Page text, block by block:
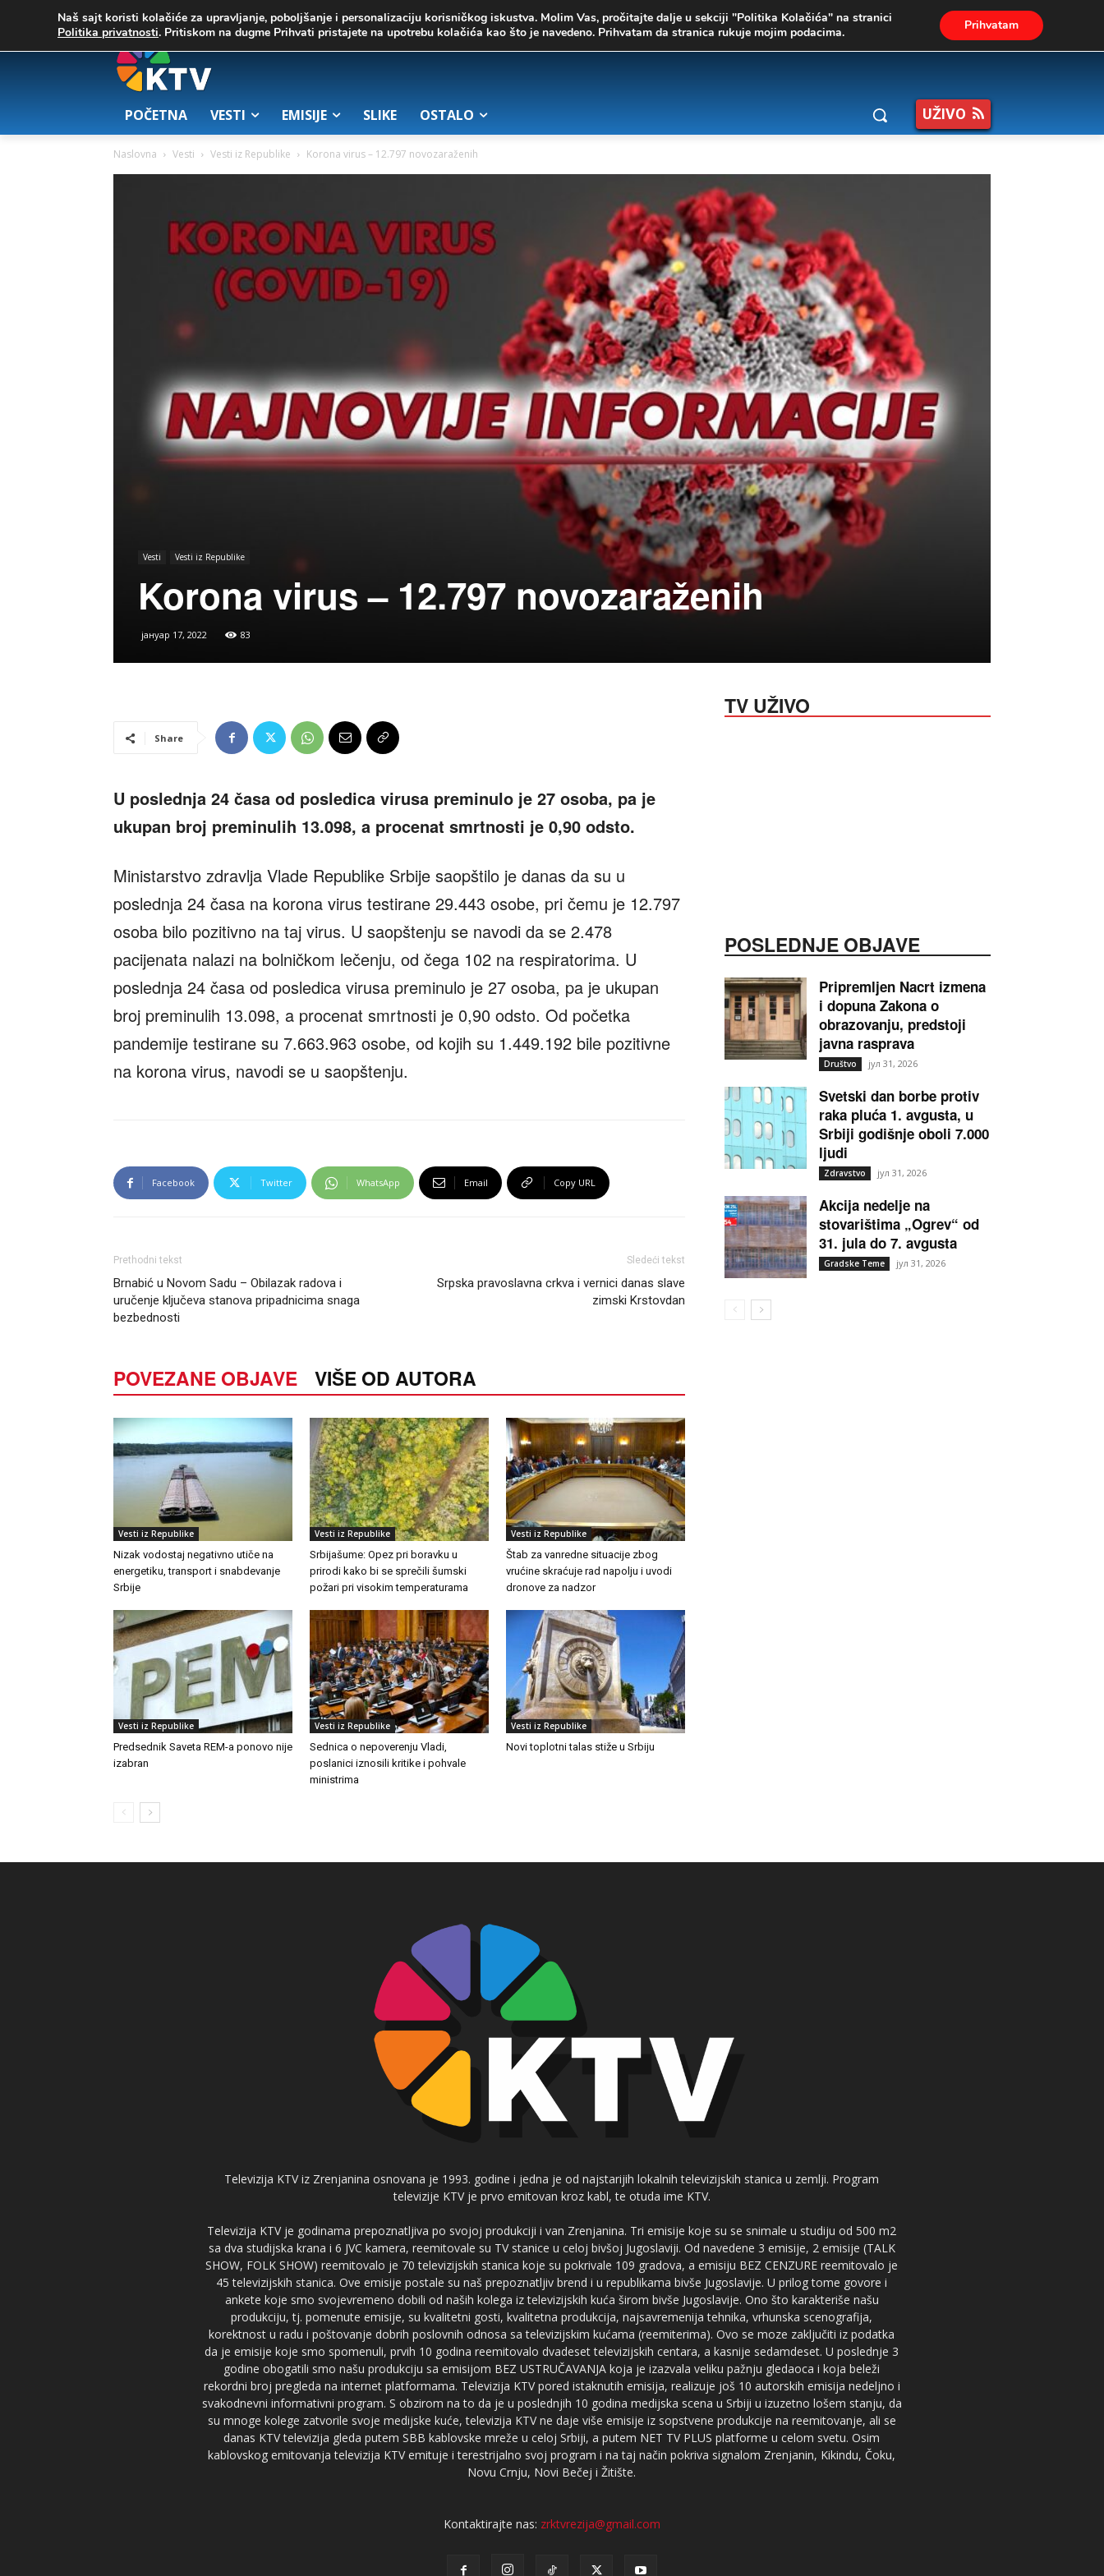
23.7 Zrenjanin 03. август 2026.
POČETNA VESTI EMISIJE SLIKE OSTALO UŽIVO
Naslovna Vesti Vesti iz Republike Korona virus – 12.797 novozaraženih
Vesti Vesti iz Republike
Korona virus – 12.797 novozaraženih
јануар 17, 2022 83
Share
U poslednja 24 časa od posledica virusa preminulo je 27 osoba, pa je
ukupan broj preminulih 13.098, a procenat smrtnosti je 0,90 odsto.
Ministarstvo zdravlja Vlade Republike Srbije saopštilo je danas da su u
poslednja 24 časa na korona virus testirane 29.443 osobe, pri čemu je 12.797
osoba bilo pozitivno na taj virus. U saopštenju se navodi da se 2.478
pacijenata nalazi na bolničkom lečenju, od čega 102 na respiratorima. U
poslednja 24 časa od posledica virusa preminulo je 27 osoba, pa je ukupan
broj preminulih 13.098, a procenat smrtnosti je 0,90 odsto. Od početka
pandemije testirane su 7.663.963 osobe, od kojih su 1.449.192 bile pozitivne
na korona virus, navodi se u saopštenju.
Facebook Twitter WhatsApp Email Copy URL
Prethodni tekst
Brnabić u Novom Sadu – Obilazak radova i
uručenje ključeva stanova pripadnicima snaga
bezbednosti
Sledeći tekst
Srpska pravoslavna crkva i vernici danas slave
zimski Krstovdan
POVEZANE OBJAVE VIŠE OD AUTORA
Vesti iz Republike
Nizak vodostaj negativno utiče na
energetiku, transport i snabdevanje
Srbije
Vesti iz Republike
Srbijašume: Opez pri boravku u
prirodi kako bi se sprečili šumski
požari pri visokim temperaturama
Vesti iz Republike
Štab za vanredne situacije zbog
vrućine skraćuje rad napolju i uvodi
dronove za nadzor
Vesti iz Republike
Predsednik Saveta REM-a ponovo nije
izabran
Vesti iz Republike
Sednica o nepoverenju Vladi,
poslanici iznosili kritike i pohvale
ministrima
Vesti iz Republike
Novi toplotni talas stiže u Srbiju
TV UŽIVO
POSLEDNJE OBJAVE
Pripremljen Nacrt izmena
i dopuna Zakona o
obrazovanju, predstoji
javna rasprava
Društvo јул 31, 2026
Svetski dan borbe protiv
raka pluća 1. avgusta, u
Srbiji godišnje oboli 7.000
ljudi
Zdravstvo јул 31, 2026
Akcija nedelje na
stovarištima „Ogrev“ od
31. jula do 7. avgusta
Gradske Teme јул 31, 2026
Televizija KTV iz Zrenjanina osnovana je 1993. godine i jedna je od najstarijih lokalnih televizijskih stanica u zemlji. Program
televizije KTV je prvo emitovan kroz kabl, te otuda ime KTV.
Televizija KTV je godinama prepoznatljiva po svojoj produkciji i van Zrenjanina. Tri emisije koje su se snimale u studiju od 500 m2
sa dva studijska krana i 6 JVC kamera, reemitovale su TV stanice u celoj bivšoj Jugoslaviji. Od navedene 3 emisije, 2 emisije (TALK
SHOW, FOLK SHOW) reemitovalo je 70 televizijskih stanica koje su pokrivale 109 gradova, a emisiju BEZ CENZURE reemitovalo je
45 televizijskih stanica. Ove emisije postale su naš prepoznatljiv brend i u republikama bivše Jugoslavije. U prilog tome govore i
ankete koje smo svojevremeno dobili od naših kolega iz televizijskih kuća širom bivše Jugoslavije. Ono što karakteriše našu
produkciju, tj. pomenute emisije, su kvalitetni gosti, kvalitetna produkcija, najsavremenija tehnika, vrhunska scenografija,
korektnost u radu i poštovanje dobrih poslovnih odnosa sa televizijskim kućama (reemiterima). Ovo se moze zaključiti iz podatka
da je emisije koje smo spomenuli, prvih 10 godina reemitovalo dvadeset televizijskih centara, a kasnije sedamdeset. U poslednje 3
godine obogatili smo našu produkciju sa emisijom BEZ USTRUČAVANJA koja je izazvala veliku pažnju gledaoca i koja beleži
rekordni broj pregleda na internet platformama. Televizija KTV pored istaknutih emisija, realizuje još 10 autorskih emisija nedeljno i
svakodnevni informativni program. S obzirom na to da je u poslednjih 10 godina medijska scena u Srbiji u izuzetno lošem stanju, da
su mnoge kolege zatvorile svoje medijske kuće, televizija KTV ne daje više emisije iz sopstvene produkcije na reemitovanje, ali se
danas KTV televizija gleda putem SBB kablovske mreže u celoj Srbiji, a putem NET TV PLUS platforme u celom svetu. Osim
kablovskog emitovanja televizija KTV emituje i terestrijalno svoj program i na taj način pokriva signalom Zrenjanin, Kikindu, Čoku,
Novu Crnju, Novi Bečej i Žitište.
Kontaktirajte nas: zrktvrezija@gmail.com
Naš sajt koristi kolačiće za upravljanje, poboljšanje i personalizaciju korisničkog iskustva. Molim Vas, pročitajte dalje u sekciji "Politika Kolačića" na stranici
Politika privatnosti. Pritiskom na dugme Prihvati pristajete na upotrebu kolačića kao što je navedeno. Prihvatam da stranica rukuje mojim podacima. Prihvatam